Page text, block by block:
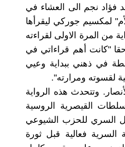
فؤاد نجم الى العشاء في
لمكسيم جوركي ليقرأها
من المرة الاولى لقراءته
"كانت أهم قراءاتي في
في ذهني ببداية وعيي
لقسوته ومرارته".
وتتحدث هذه الرواية
القيصرية الروسية
السري للحزب الشيوعي
السرية فعالية قبل ثورة